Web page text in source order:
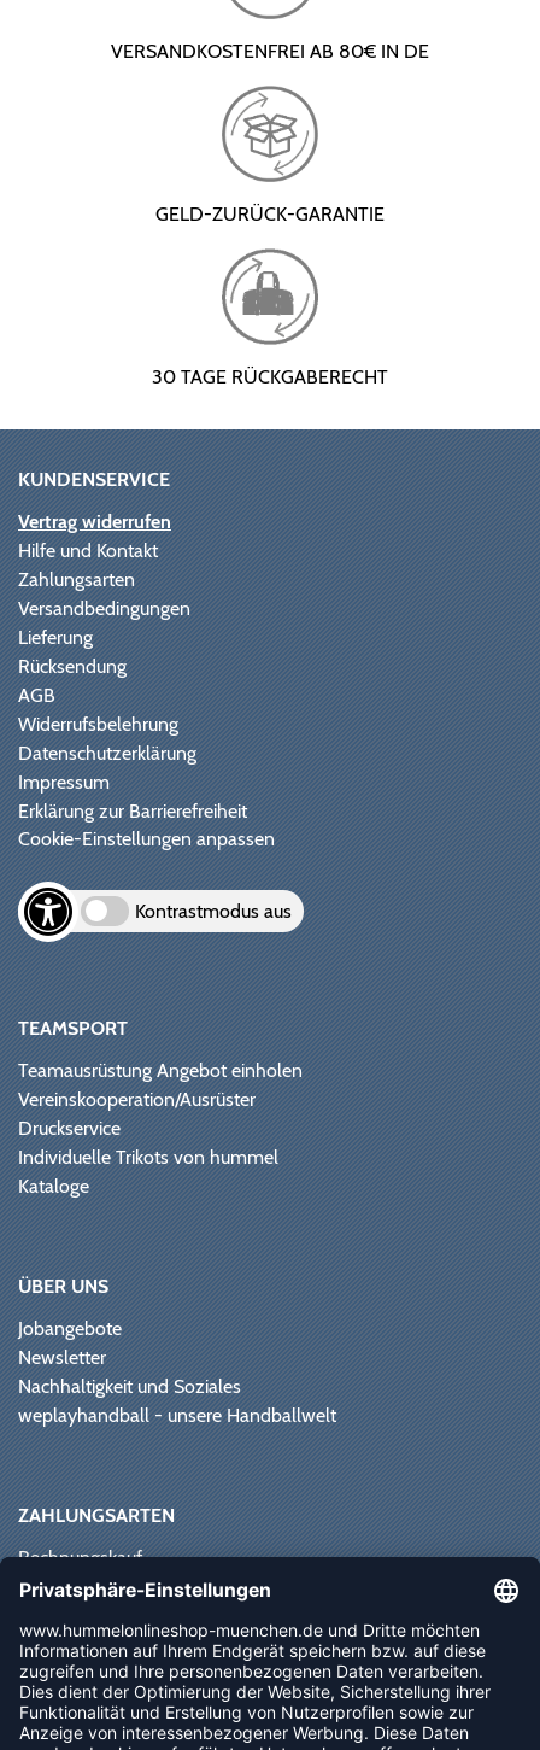
VERSANDKOSTENFREI AB 80€ IN DE
GELD-ZURÜCK-GARANTIE
30 TAGE RÜCKGABERECHT
KUNDENSERVICE
Vertrag widerrufen
Hilfe und Kontakt
Zahlungsarten
Versandbedingungen
Lieferung
Rücksendung
AGB
Widerrufsbelehrung
Datenschutzerklärung
Impressum
Erklärung zur Barrierefreiheit
Cookie-Einstellungen anpassen
Kontrastmodus aus
TEAMSPORT
Teamausrüstung Angebot einholen
Vereinskooperation/Ausrüster
Druckservice
Individuelle Trikots von hummel
Kataloge
ÜBER UNS
Jobangebote
Newsletter
Nachhaltigkeit und Soziales
weplayhandball - unsere Handballwelt
ZAHLUNGSARTEN
Rechnungskauf
Paypal
Vorkasse
Sofortüberweisung